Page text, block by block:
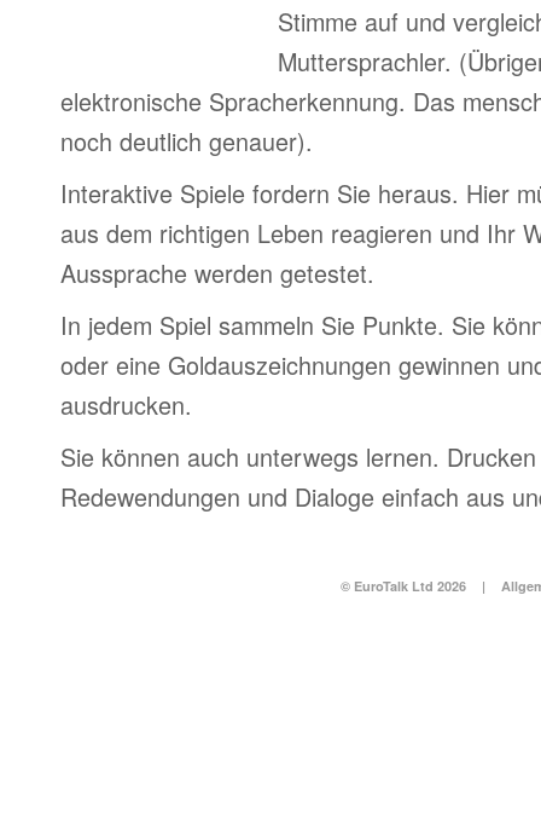
Stimme auf und
Muttersprachler.
elektronische Spracherkennung. Das
noch deutlich genauer).
Interaktive Spiele fordern Sie heraus. Hier
aus dem richtigen Leben reagieren und Ihr
Aussprache werden getestet.
In jedem Spiel sammeln Sie Punkte. Sie
oder eine Goldauszeichnungen gewinnen
ausdrucken.
Sie können auch unterwegs lernen.
Redewendungen und Dialoge einfach aus
© EuroTalk Ltd 2026 |